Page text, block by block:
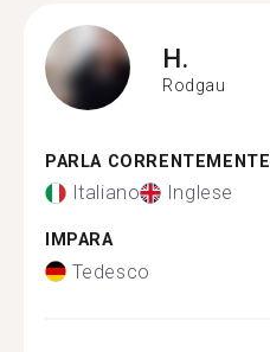
H.
Rodgau
PARLA CORRENTEMENTE
Italiano Inglese
IMPARA
Tedesco